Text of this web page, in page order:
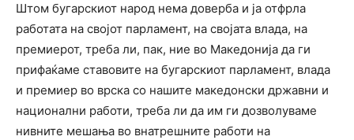
Штом бугарскиот народ нема доверба и ја отфрла
работата на својот парламент, на својата влада, на
премиерот, треба ли, пак, ние во Македонија да ги
прифаќаме ставовите на бугарскиот парламент, влада
и премиер во врска со нашите македонски државни и
национални работи, треба ли да им ги дозволуваме
нивните мешања во внатрешните работи на